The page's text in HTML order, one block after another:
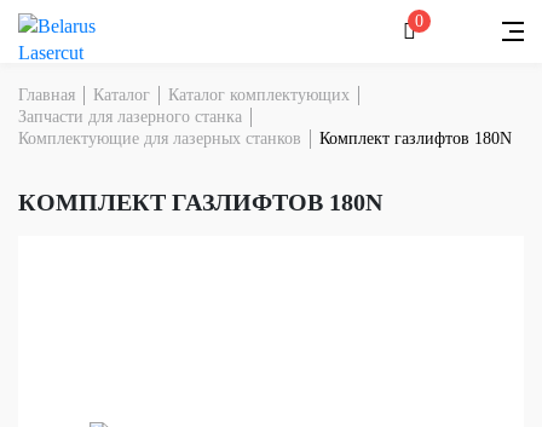
0
Главная Каталог
Каталог комплектующих
Запчасти для лазерного станка
Комплектующие для лазерных станков
Комплект газлифтов 180N
КОМПЛЕКТ ГАЗЛИФТОВ 180N